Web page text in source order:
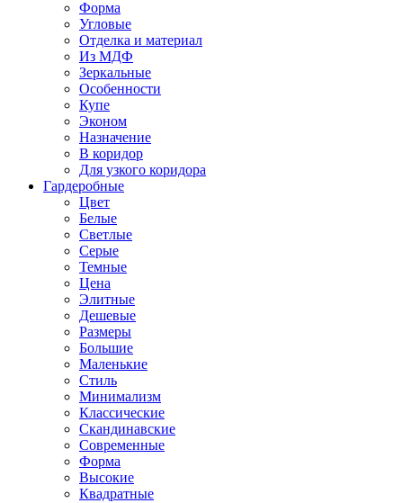
Форма
Угловые
Отделка и материал
Из МДФ
Зеркальные
Особенности
Купе
Эконом
Назначение
В коридор
Для узкого коридора
Гардеробные
Цвет
Белые
Светлые
Серые
Темные
Цена
Элитные
Дешевые
Размеры
Большие
Маленькие
Стиль
Минимализм
Классические
Скандинавские
Современные
Форма
Высокие
Квадратные